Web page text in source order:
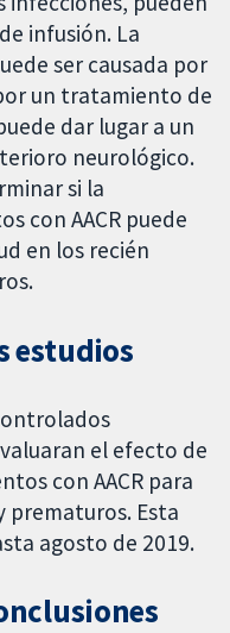
infusión. La
ser causada por
un tratamiento de
dar lugar a un
neurológico.
si la
con AACR puede
en los recién
estudios
el efecto de
con AACR para
prematuros. Esta
agosto de 2019.